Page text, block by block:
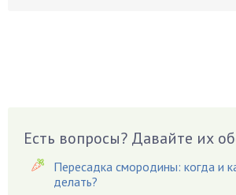
Вишня
Вредители
Гардения
Есть вопросы? Давайте их
Пересадка смородины: когда и
делать?